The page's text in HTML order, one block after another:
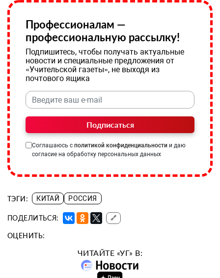
Профессионалам —
профессиональную рассылку!
Подпишитесь, чтобы получать актуальные
новости и специальные предложения от
«Учительской газеты», не выходя из
почтового ящика
Подписаться
Соглашаюсь с политикой конфиденциальности и даю
согласие на обработку персональных данных
ТЭГИ: КИТАЙ РОССИЯ
ПОДЕЛИТЬСЯ: 🔗
ОЦЕНИТЬ:
ЧИТАЙТЕ «УГ» В: